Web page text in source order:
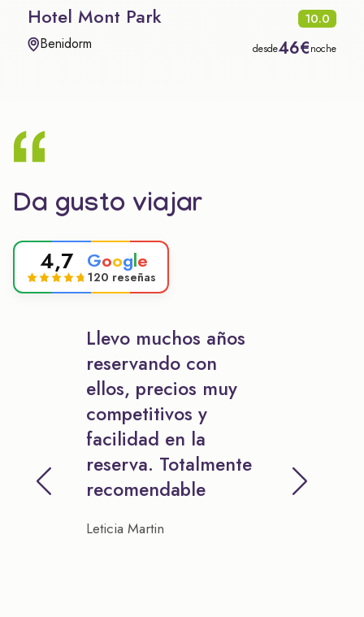
Hotel Mont Park 10.0
Benidorm desde46€noche
Da gusto viajar
4,7 Google
120 reseñas
Llevo muchos años
reservando con
ellos, precios muy
competitivos y
facilidad en la
reserva. Totalmente
recomendable
Leticia Martin